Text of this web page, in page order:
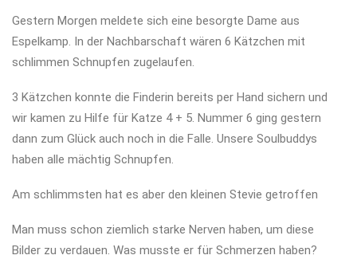
Gestern Morgen meldete sich eine besorgte Dame aus
Espelkamp. In der Nachbarschaft wären 6 Kätzchen mit
schlimmen Schnupfen zugelaufen.
3 Kätzchen konnte die Finderin bereits per Hand sichern und
wir kamen zu Hilfe für Katze 4 + 5. Nummer 6 ging gestern
dann zum Glück auch noch in die Falle. Unsere Soulbuddys
haben alle mächtig Schnupfen.
Am schlimmsten hat es aber den kleinen Stevie getroffen
Man muss schon ziemlich starke Nerven haben, um diese
Bilder zu verdauen. Was musste er für Schmerzen haben?